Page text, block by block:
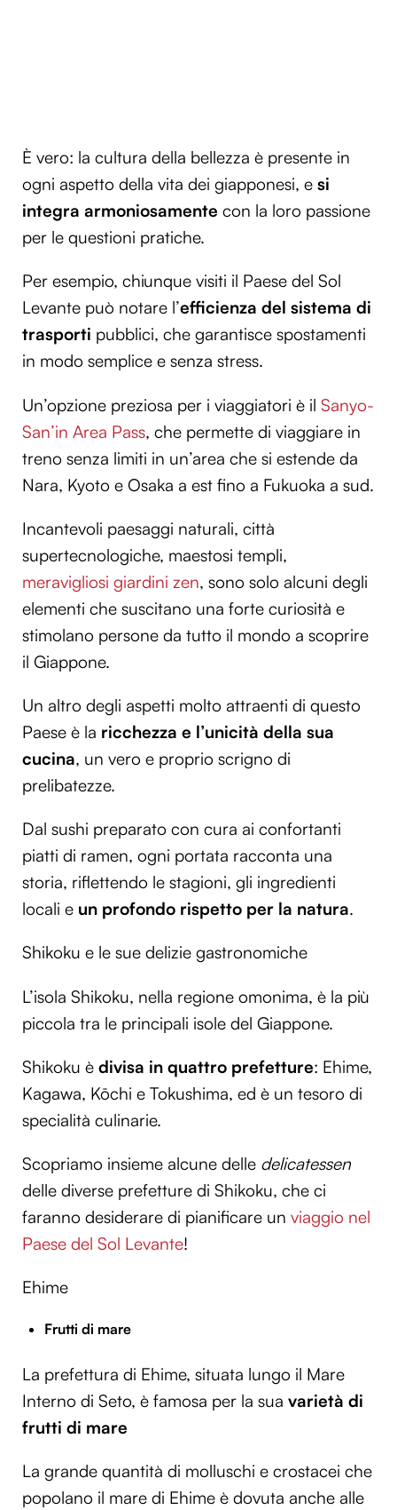
È vero: la cultura della bellezza è presente in
ogni aspetto della vita dei giapponesi, e si
integra armoniosamente con la loro passione
per le questioni pratiche.
Per esempio, chiunque visiti il Paese del Sol
Levante può notare l’efficienza del sistema di
trasporti pubblici, che garantisce spostamenti
in modo semplice e senza stress.
Un’opzione preziosa per i viaggiatori è il Sanyo-
San’in Area Pass, che permette di viaggiare in
treno senza limiti in un’area che si estende da
Nara, Kyoto e Osaka a est fino a Fukuoka a sud.
Incantevoli paesaggi naturali, città
supertecnologiche, maestosi templi,
meravigliosi giardini zen, sono solo alcuni degli
elementi che suscitano una forte curiosità e
stimolano persone da tutto il mondo a scoprire
il Giappone.
Un altro degli aspetti molto attraenti di questo
Paese è la ricchezza e l’unicità della sua
cucina, un vero e proprio scrigno di
prelibatezze.
Dal sushi preparato con cura ai confortanti
piatti di ramen, ogni portata racconta una
storia, riflettendo le stagioni, gli ingredienti
locali e un profondo rispetto per la natura.
Shikoku e le sue delizie gastronomiche
L’isola Shikoku, nella regione omonima, è la più
piccola tra le principali isole del Giappone.
Shikoku è divisa in quattro prefetture: Ehime,
Kagawa, Kōchi e Tokushima, ed è un tesoro di
specialità culinarie.
Scopriamo insieme alcune delle delicatessen
delle diverse prefetture di Shikoku, che ci
faranno desiderare di pianificare un viaggio nel
Paese del Sol Levante!
Ehime
Frutti di mare
La prefettura di Ehime, situata lungo il Mare
Interno di Seto, è famosa per la sua varietà di
frutti di mare
La grande quantità di molluschi e crostacei che
popolano il mare di Ehime è dovuta anche alle